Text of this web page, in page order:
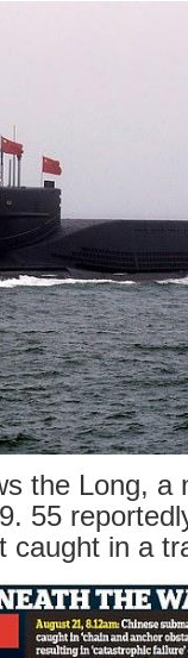
the Long, a
55
caught in a